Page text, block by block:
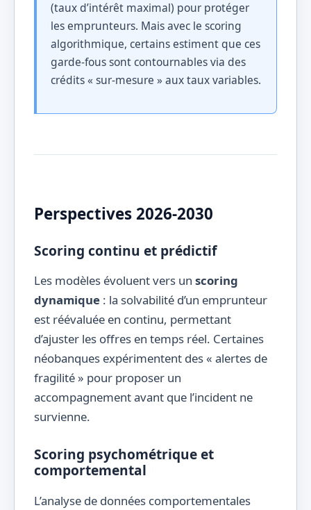
(taux d’intérêt maximal) pour protéger
les emprunteurs. Mais avec le scoring
algorithmique, certains estiment que ces
garde-fous sont contournables via des
crédits « sur-mesure » aux taux variables.
Perspectives 2026-2030
Scoring continu et prédictif
Les modèles évoluent vers un scoring
dynamique : la solvabilité d’un emprunteur
est réévaluée en continu, permettant
d’ajuster les offres en temps réel. Certaines
néobanques expérimentent des « alertes de
fragilité » pour proposer un
accompagnement avant que l’incident ne
survienne.
Scoring psychométrique et
comportemental
L’analyse de données comportementales